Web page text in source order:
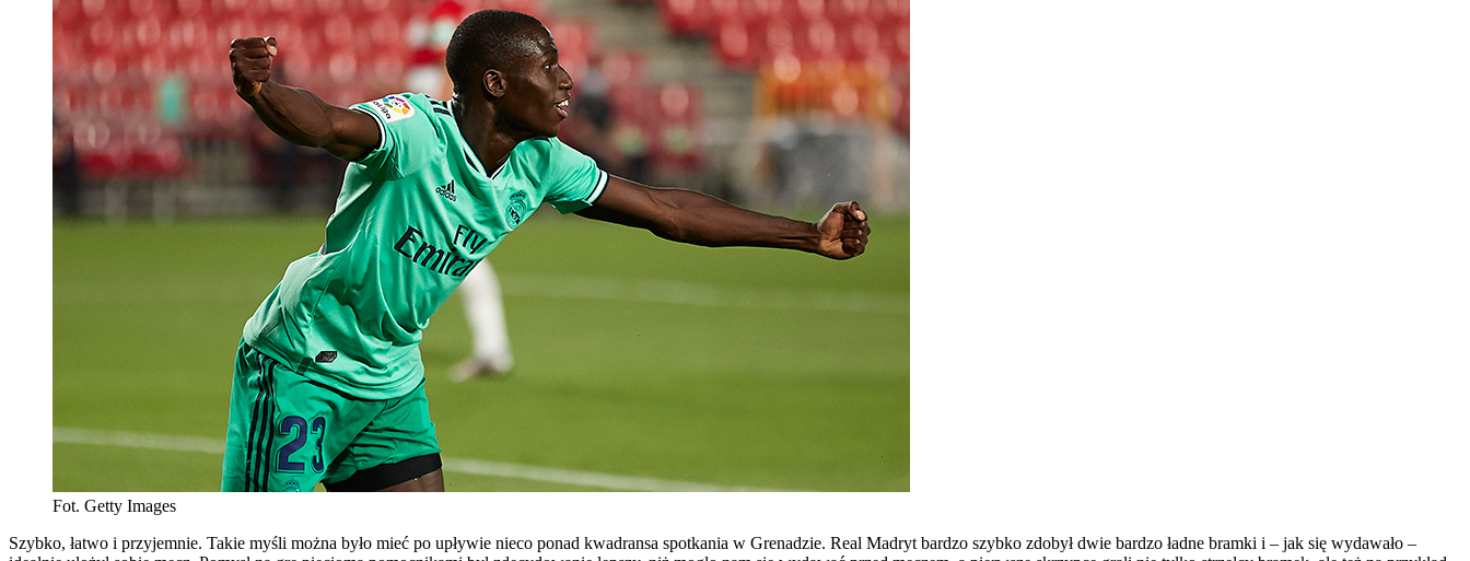
Fot. Getty Images
Szybko, łatwo i przyjemnie. Takie myśli można było mieć po upływie nieco ponad kwadransa spotkania w Grenadzie. Real Madryt bardzo szybko zdobył dwie bardzo ładne bramki i – jak się wydawało –